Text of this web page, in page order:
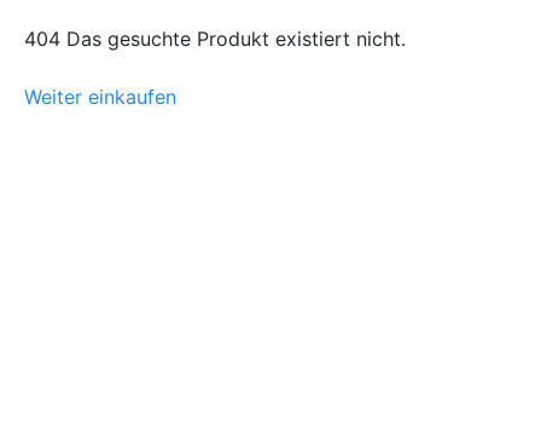
404 Das gesuchte Produkt existiert nicht.
Weiter einkaufen